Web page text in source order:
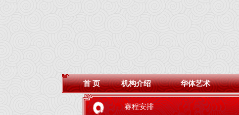
首 页 机构介绍 华体艺术
赛程安排